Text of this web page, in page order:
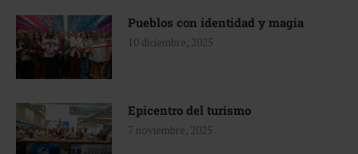
Pueblos con identidad y magia
10 diciembre, 2025
Epicentro del turismo
7 noviembre, 2025